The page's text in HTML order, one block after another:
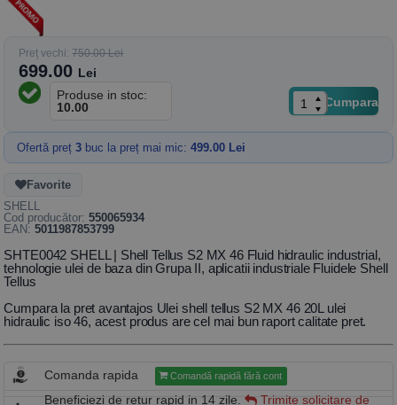
Preț vechi:750.00 Lei
699.00 Lei
Produse in stoc:
10.00
Cumpara
Ofertă preț3 buc la preț mai mic:499.00 Lei
Favorite
SHELL
Cod producător:550065934
EAN:5011987853799
SHTE0042 SHELL | Shell Tellus S2 MX 46 Fluid hidraulic industrial,
tehnologie ulei de baza din Grupa II, aplicatii industriale Fluidele Shell
Tellus
Cumpara la pret avantajos Ulei shell tellus S2 MX 46 20L ulei
hidraulic iso 46, acest produs are cel mai bun raport calitate pret.
Comanda rapida Comandă rapidă fără cont
Beneficiezi de retur rapid in 14 zile.
Trimite solicitare de